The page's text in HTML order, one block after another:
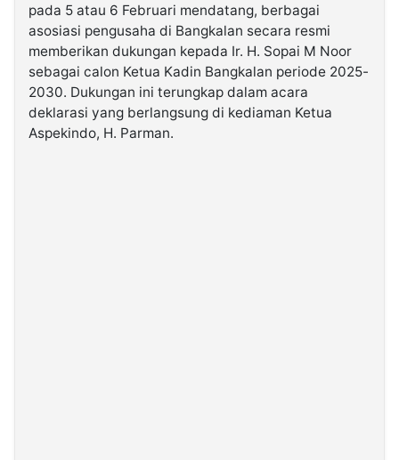
Kabarbaru.co
2026
pada 5 atau 6 Februari mendatang, berbagai
asosiasi pengusaha di Bangkalan secara resmi
memberikan dukungan kepada Ir. H. Sopai M Noor
sebagai calon Ketua Kadin Bangkalan periode 2025-
2030. Dukungan ini terungkap dalam acara
deklarasi yang berlangsung di kediaman Ketua
Aspekindo, H. Parman.